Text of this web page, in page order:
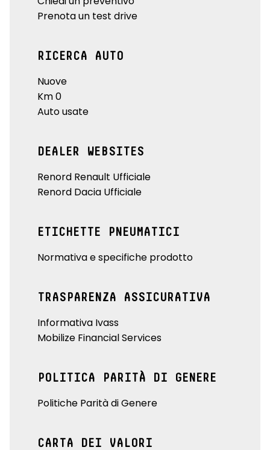
Prenota un test drive
RICERCA AUTO
Nuove
Km 0
Auto usate
DEALER WEBSITES
Renord Renault Ufficiale
Renord Dacia Ufficiale
ETICHETTE PNEUMATICI
Normativa e specifiche prodotto
TRASPARENZA ASSICURATIVA
Informativa Ivass
Mobilize Financial Services
POLITICA PARITÀ DI GENERE
Politiche Parità di Genere
CARTA DEI VALORI